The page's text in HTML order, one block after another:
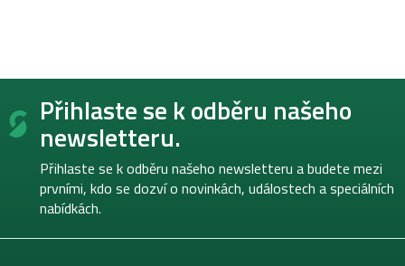
Z
Přihlaste se k odběru našeho
newsletteru.
Přihlaste se k odběru našeho newsletteru a budete mezi
prvními, kdo se dozví o novinkách, událostech a speciálních
nabídkách.